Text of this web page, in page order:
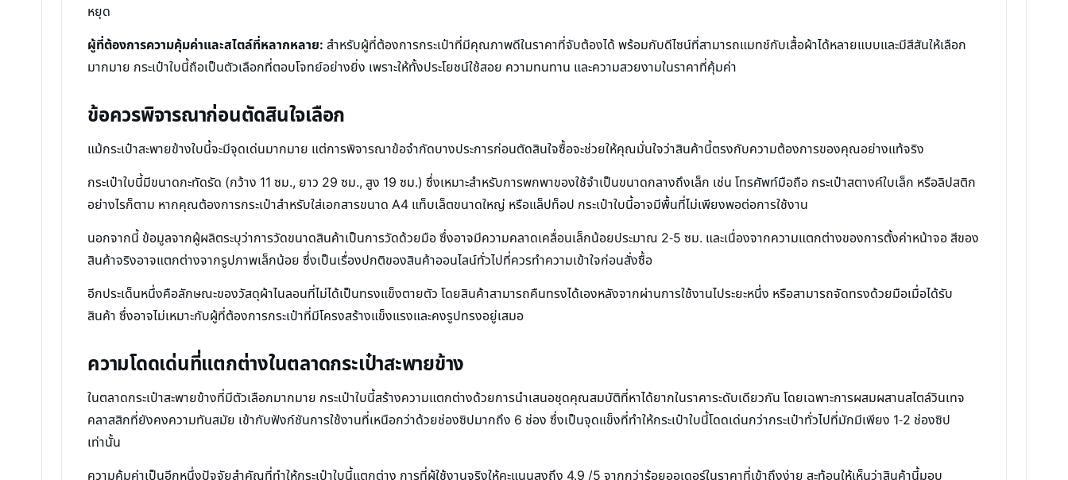
หยุด
ผู้ที่ต้องการความคุ้มค่าและสไตล์ที่หลากหลาย: สำหรับผู้ที่ต้องการกระเป๋าที่มีคุณภาพดีในราคาที่จับต้องได้ พร้อมกับดีไซน์ที่สามารถแมทช์กับเสื้อผ้าได้หลายแบบและมีสีสันให้เลือก
มากมาย กระเป๋าใบนี้ถือเป็นตัวเลือกที่ตอบโจทย์อย่างยิ่ง เพราะให้ทั้งประโยชน์ใช้สอย ความทนทาน และความสวยงามในราคาที่คุ้มค่า
ข้อควรพิจารณาก่อนตัดสินใจเลือก
แม้กระเป๋าสะพายข้างใบนี้จะมีจุดเด่นมากมาย แต่การพิจารณาข้อจำกัดบางประการก่อนตัดสินใจซื้อจะช่วยให้คุณมั่นใจว่าสินค้านี้ตรงกับความต้องการของคุณอย่างแท้จริง
กระเป๋าใบนี้มีขนาดกะทัดรัด (กว้าง 11 ซม., ยาว 29 ซม., สูง 19 ซม.) ซึ่งเหมาะสำหรับการพกพาของใช้จำเป็นขนาดกลางถึงเล็ก เช่น โทรศัพท์มือถือ กระเป๋าสตางค์ใบเล็ก หรือลิปสติก
อย่างไรก็ตาม หากคุณต้องการกระเป๋าสำหรับใส่เอกสารขนาด A4 แท็บเล็ตขนาดใหญ่ หรือแล็ปท็อป กระเป๋าใบนี้อาจมีพื้นที่ไม่เพียงพอต่อการใช้งาน
นอกจากนี้ ข้อมูลจากผู้ผลิตระบุว่าการวัดขนาดสินค้าเป็นการวัดด้วยมือ ซึ่งอาจมีความคลาดเคลื่อนเล็กน้อยประมาณ 2-5 ซม. และเนื่องจากความแตกต่างของการตั้งค่าหน้าจอ สีของ
สินค้าจริงอาจแตกต่างจากรูปภาพเล็กน้อย ซึ่งเป็นเรื่องปกติของสินค้าออนไลน์ทั่วไปที่ควรทำความเข้าใจก่อนสั่งซื้อ
อีกประเด็นหนึ่งคือลักษณะของวัสดุผ้าไนลอนที่ไม่ได้เป็นทรงแข็งตายตัว โดยสินค้าสามารถคืนทรงได้เองหลังจากผ่านการใช้งานไประยะหนึ่ง หรือสามารถจัดทรงด้วยมือเมื่อได้รับ
สินค้า ซึ่งอาจไม่เหมาะกับผู้ที่ต้องการกระเป๋าที่มีโครงสร้างแข็งแรงและคงรูปทรงอยู่เสมอ
ความโดดเด่นที่แตกต่างในตลาดกระเป๋าสะพายข้าง
ในตลาดกระเป๋าสะพายข้างที่มีตัวเลือกมากมาย กระเป๋าใบนี้สร้างความแตกต่างด้วยการนำเสนอชุดคุณสมบัติที่หาได้ยากในราคาระดับเดียวกัน โดยเฉพาะการผสมผสานสไตล์วินเทจ
คลาสสิกที่ยังคงความทันสมัย เข้ากับฟังก์ชันการใช้งานที่เหนือกว่าด้วยช่องซิปมากถึง 6 ช่อง ซึ่งเป็นจุดแข็งที่ทำให้กระเป๋าใบนี้โดดเด่นกว่ากระเป๋าทั่วไปที่มักมีเพียง 1-2 ช่องซิป
เท่านั้น
ความคุ้มค่าเป็นอีกหนึ่งปัจจัยสำคัญที่ทำให้กระเป๋าใบนี้แตกต่าง การที่ผู้ใช้งานจริงให้คะแนนสูงถึง 4.9 /5 จากกว่าร้อยออเดอร์ในราคาที่เข้าถึงง่าย สะท้อนให้เห็นว่าสินค้านี้มอบ